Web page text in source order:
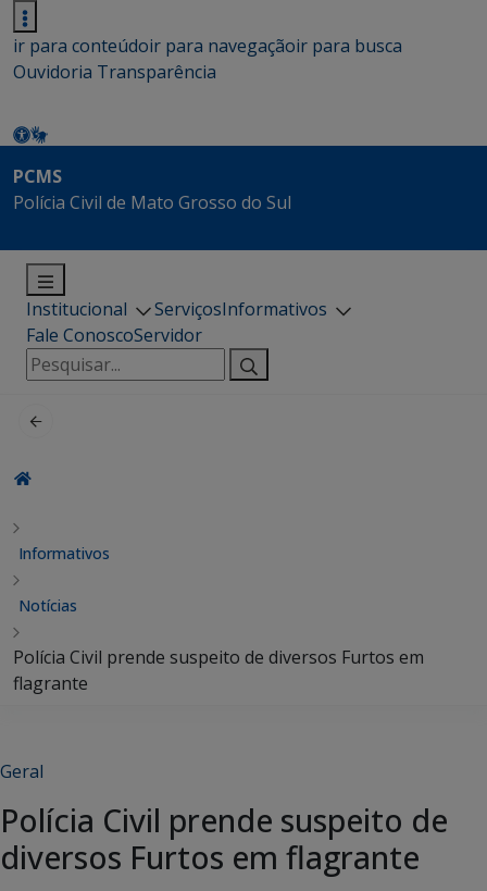
ir para conteúdoir para navegaçãoir para busca
Ouvidoria Transparência
PCMS
Polícia Civil de Mato Grosso do Sul
Institucional ServiçosInformativos
Fale ConoscoServidor
Pesquisar
por:
Informativos
Notícias
Polícia Civil prende suspeito de diversos Furtos em
flagrante
Geral
Polícia Civil prende suspeito de
diversos Furtos em flagrante